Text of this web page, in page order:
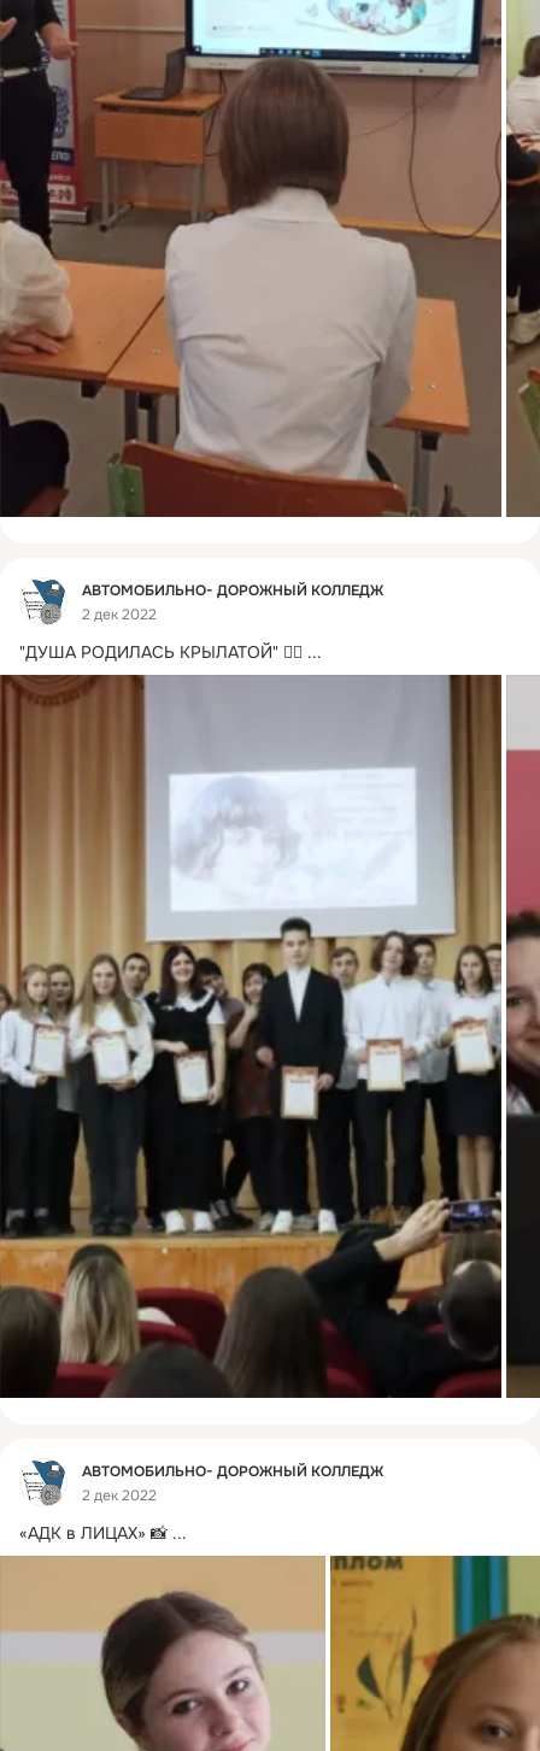
Фид
АВТОМОБИЛЬНО- ДОРОЖНЫЙ КОЛЛЕДЖ
2 дек 2022
"ДУША РОДИЛАСЬ КРЫЛАТОЙ" 🧚‍♂ ...
Фид
АВТОМОБИЛЬНО- ДОРОЖНЫЙ КОЛЛЕДЖ
2 дек 2022
«АДК в ЛИЦАХ» 📸 ...